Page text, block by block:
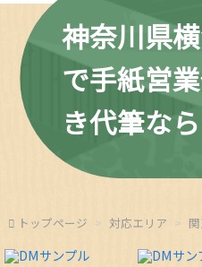
神奈川県
で手紙営
き代筆な
トップページ 対応エリア